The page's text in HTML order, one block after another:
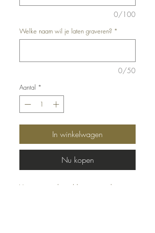
0/100
Welke naam wil je laten graveren? *
0/50
Aantal *
In winkelwagen
Nu kopen
Vaasje met droogbloemen en houten